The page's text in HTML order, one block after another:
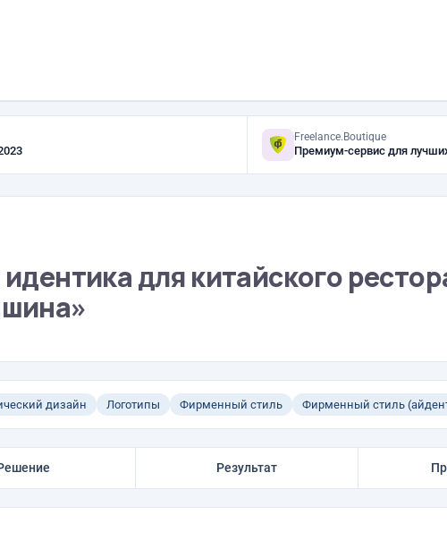
2024, 2023
Freelance.Boutique
Премиум-сервис для
для китайского
дизайн Логотипы Фирменный стиль Фирменный стиль
Результат